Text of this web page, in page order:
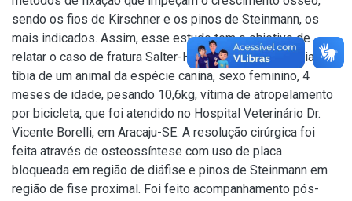
sendo os fios de Kirschner e os pinos de Steinmann, os
mais indicados. Assim, esse estudo tem o objetivo de
relatar o caso de fratura Salter-Harris tipo II e diafisária em
tíbia de um animal da espécie canina, sexo feminino, 4
meses de idade, pesando 10,6kg, vítima de atropelamento
por bicicleta, que foi atendido no Hospital Veterinário Dr.
Vicente Borelli, em Aracaju-SE. A resolução cirúrgica foi
feita através de osteossíntese com uso de placa
bloqueada em região de diáfise e pinos de Steinmann em
região de fise proximal. Foi feito acompanhamento pós-